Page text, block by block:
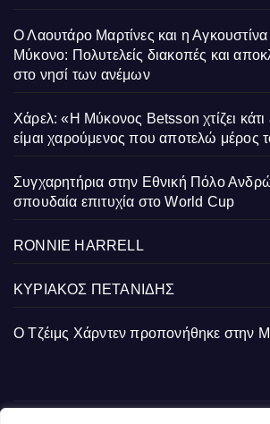
Ο Λαουτάρο Μαρτίνες και η
Μύκονο: Πολυτελείς διακοπές και
στο νησί των ανέμων
Χάρελ: «Η Μύκονος Betsson χτίζει κάτι
είμαι χαρούμενος που αποτελώ μέρος
Συγχαρητήρια στην Εθνική Πόλο
σπουδαία επιτυχία στο World Cup
RONNIE HARRELL
ΚΥΡΙΑΚΟΣ ΠΕΤΑΝΙΔΗΣ
Ο Τζέιμς Χάρντεν προπονήθηκε στην